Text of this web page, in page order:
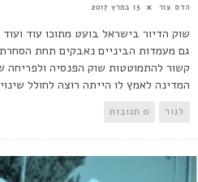
הדס צור 15 במרץ 2017
שוק הדיור בישראל בועט מתוכו עוד
גם מעמדות הביניים נאבקים תחת
קשור להתמוטטות שוק הפנסיה ולפריחה
המדינה לאמץ לו הייתה רוצה לחולל
לגור 0 תגובות